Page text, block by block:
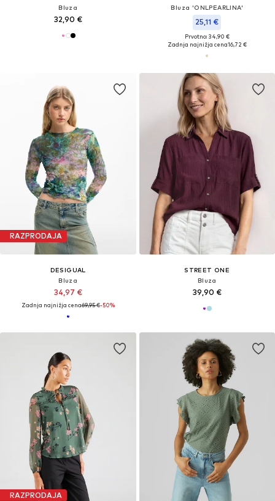
Bluza
32,90 €
Bluza 'ONLPEARLINA'
25,11 €
Prvotno: 34,90 €
Zadnja najnižja cena16,72 €
RAZPRODAJA
DESIGUAL
Bluza
34,97 €
Zadnja najnižja cena69,95 €-50%
STREET ONE
Bluza
39,90 €
RAZPRODAJA